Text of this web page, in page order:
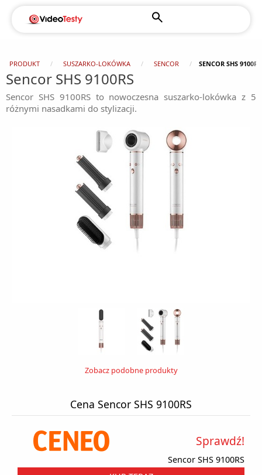
PRODUKT SUSZARKO-LOKÓWKA SENCOR SENCOR SHS 9100RS
Sencor SHS 9100RS
Sencor SHS 9100RS to nowoczesna suszarko-lokówka z 5
różnymi nasadkami do stylizacji.
Zobacz podobne produkty
Cena Sencor SHS 9100RS
Sencor SHS 9100RS
Sprawdź!